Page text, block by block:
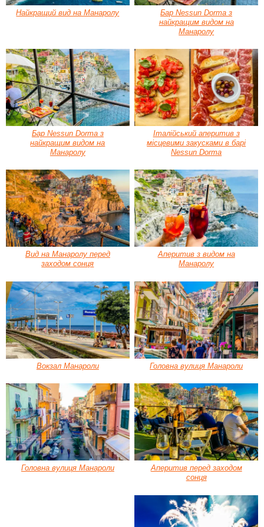
Найкращий вид на Манаролу
Бар Nessun Dorma з
найкращим видом на
Манаролу
Бар Nessun Dorma з
найкращим видом на
Манаролу
Італійський аперитив з
місцевими закусками в барі
Nessun Dorma
Вид на Манаролу перед
заходом сонця
Аперитив з видом на
Манаролу
Вокзал Манароли Головна вулиця Манароли
Головна вулиця Манароли
Аперитив перед заходом
сонця